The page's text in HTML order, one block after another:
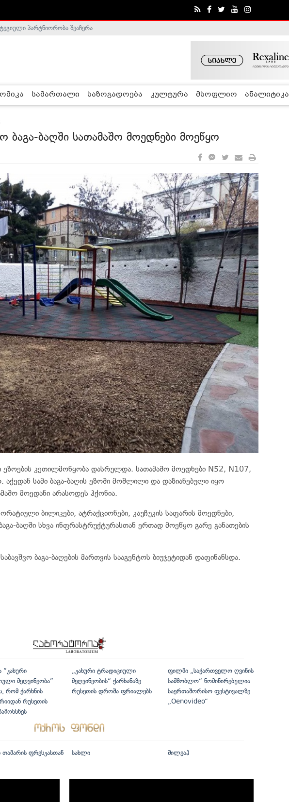
არალეგიტიმურია - ჰელსინკის კომისია
სამართალი საზოგადოება კულტურა მსოფლიო ანალიტიკა
ბაგა-ბაღში სათამაშო მოედნები მოეწყო
ეზოების კეთილმოწყობა დასრულდა. სათამაშო მოედნები N52, N107,
აქედან სამი ბაგა-ბაღის ეზოში მოშლილი და დაზიანებული იყო
მოედანი არასოდეს ჰქონია.
ბილიკები, ატრაქციონები, კაუჩუკის საფარის მოედნები,
ბაღში სხვა ინფრასტრუქტურასთან ერთად მოეწყო გარე განათების
ბაგა-ბაღების მართვის სააგენტოს ბიუჯეტიდან დაფინანსდა.
“კახური
მეღვინეობა”
რომ ქარხნის
რუსეთის
„კახური ტრადიციული
მეღვინეობის“ ქარხანაზე
რუსეთის დროშა ფრიალებს
ფილმი „საქართველო ღვინის
სამშობლო“ ნომინირებულია
საერთაშორისო ფესტივალზე
„Oenovideo“
თამარის ფრესკასთან სახლი შილეაჰ